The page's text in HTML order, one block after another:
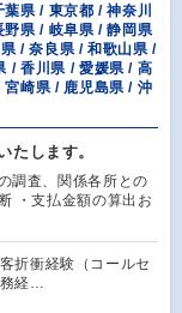
県 / 東京都 / 神奈川
県 / 岐阜県 / 静岡県
/ 奈良県 / 和歌山県 /
/ 香川県 / 愛媛県 / 高
崎県 / 鹿児島県 / 沖
たします。
調査、関係各所との
・支払金額の算出お
折衝経験（コールセ
務経…